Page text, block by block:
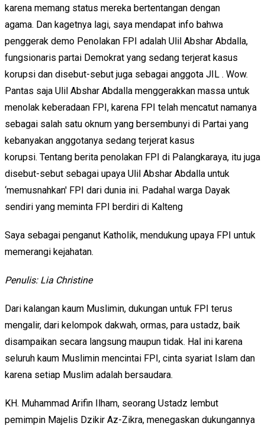
karena memang status mereka bertentangan dengan
agama. Dan kagetnya lagi, saya mendapat info bahwa
penggerak demo Penolakan FPI adalah Ulil Abshar Abdalla,
fungsionaris partai Demokrat yang sedang terjerat kasus
korupsi dan disebut-sebut juga sebagai anggota JIL . Wow.
Pantas saja Ulil Abshar Abdalla menggerakkan massa untuk
menolak keberadaan FPI, karena FPI telah mencatut namanya
sebagai salah satu oknum yang bersembunyi di Partai yang
kebanyakan anggotanya sedang terjerat kasus
korupsi. Tentang berita penolakan FPI di Palangkaraya, itu juga
disebut-sebut sebagai upaya Ulil Abshar Abdalla untuk
‘memusnahkan' FPI dari dunia ini. Padahal warga Dayak
sendiri yang meminta FPI berdiri di Kalteng
Saya sebagai penganut Katholik, mendukung upaya FPI untuk
memerangi kejahatan.
Penulis: Lia Christine
Dari kalangan kaum Muslimin, dukungan untuk FPI terus
mengalir, dari kelompok dakwah, ormas, para ustadz, baik
disampaikan secara langsung maupun tidak. Hal ini karena
seluruh kaum Muslimin mencintai FPI, cinta syariat Islam dan
karena setiap Muslim adalah bersaudara.
KH. Muhammad Arifin Ilham, seorang Ustadz lembut
pemimpin Majelis Dzikir Az-Zikra, menegaskan dukungannya